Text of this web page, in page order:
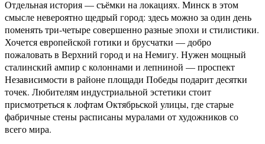
Отдельная история — съёмки на локациях. Минск в этом
смысле невероятно щедрый город: здесь можно за один день
поменять три-четыре совершенно разные эпохи и стилистики.
Хочется европейской готики и брусчатки — добро
пожаловать в Верхний город и на Немигу. Нужен мощный
сталинский ампир с колоннами и лепниной — проспект
Независимости в районе площади Победы подарит десятки
точек. Любителям индустриальной эстетики стоит
присмотреться к лофтам Октябрьской улицы, где старые
фабричные стены расписаны муралами от художников со
всего мира.